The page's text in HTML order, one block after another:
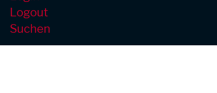
Logout
Suchen